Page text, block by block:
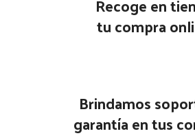
tu compra
Brindamos
garantía en tus